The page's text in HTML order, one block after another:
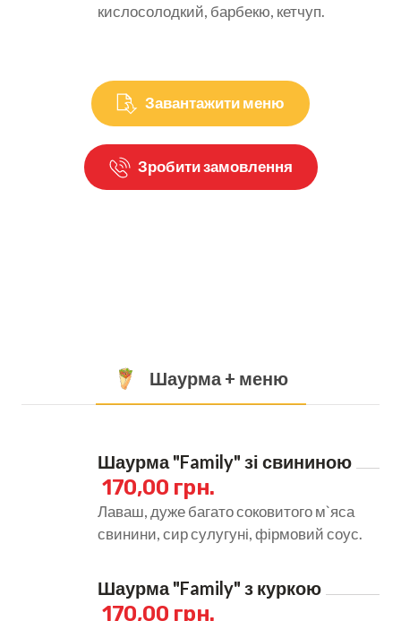
кислосолодкий, барбекю, кетчуп.
Завантажити меню
Зробити замовлення
Шаурма + меню
Шаурма "Family" зі свининою
170,00 грн.
Лаваш, дуже багато соковитого м`яса
свинини, сир сулугуні, фірмовий соус.
Шаурма "Family" з куркою
170,00 грн.